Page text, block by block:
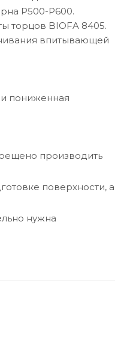
P500-P600.
торцов BIOFA 8405.
впитывающей
и пониженная
производить
поверхности, а
нужна